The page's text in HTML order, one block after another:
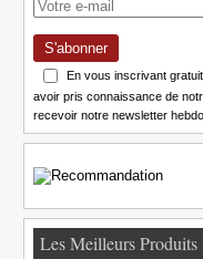
S'abonner
En vous inscrivant
avoir pris connaissance de
recevoir notre newsletter
Les Meilleurs Produits